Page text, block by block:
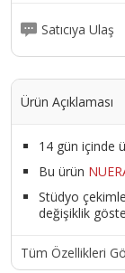
Satıcıya Ulaş
Ürün Açıklaması
14 gün içinde
Bu ürün
Stüdyo
değişiklik
Tüm Özellikleri